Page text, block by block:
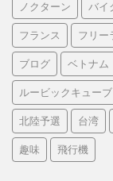
ノクターン バイ
フランス フリー
ブログ ベトナム
ルービックキューブ
北陸予選 台湾
趣味 飛行機